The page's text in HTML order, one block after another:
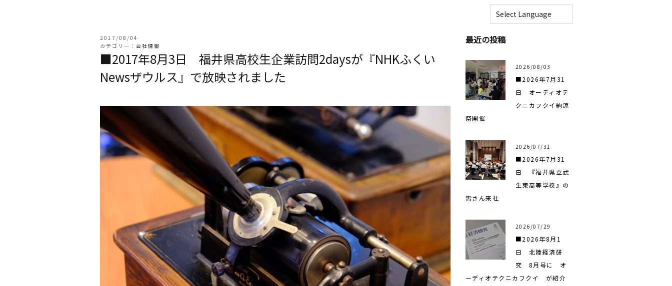
2017/08/04
カテゴリー： 会社情報
■2017年8月3日 福井県高校生企業訪問2daysが『NHKふくい
Newsザウルス』で放映されました
最近の投稿
2026/08/03
■2026年7月31
日 オーディオテ
クニカフクイ納涼
祭開催
2026/07/31
■2026年7月31
日 『福井県立武
生東高等学校』の
皆さん来社
2026/07/29
■2026年8月1
日 北陸経済研
究 8月号に オ
ーディオテクニカフクイ が紹介